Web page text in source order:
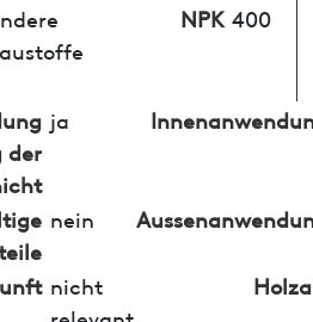
NPK 400
der
ja
nein
nicht